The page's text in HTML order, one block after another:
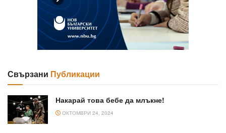
Свързани Публикации
Накарай това бебе да млъкне!
ОКТОМВРИ 24, 2024